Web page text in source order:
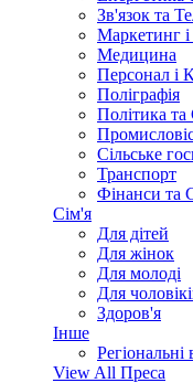
Зв'язок та
Маркетинг
Медицина
Персонал і
Поліграфія
Політика та
Сільське
Транспорт
Фінанси та
Сім'я
Для дітей
Для жінок
Для молоді
Для
Здоров'я
Інше
View All Преса